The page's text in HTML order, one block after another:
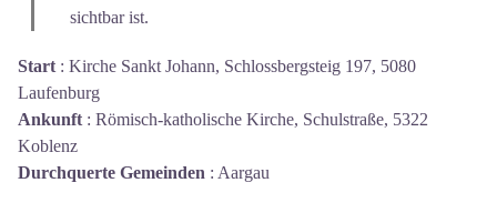
sichtbar ist.
Start : Kirche Sankt Johann, Schlossbergsteig 197, 5080
Laufenburg
Ankunft : Römisch-katholische Kirche, Schulstraße, 5322
Koblenz
Durchquerte Gemeinden : Aargau